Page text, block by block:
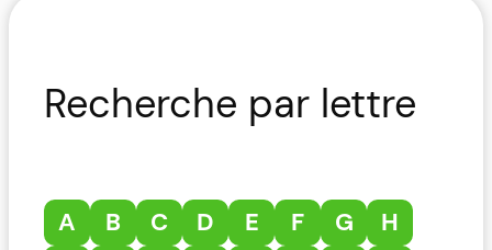
Recherche par lettre
A B C D E F G
H